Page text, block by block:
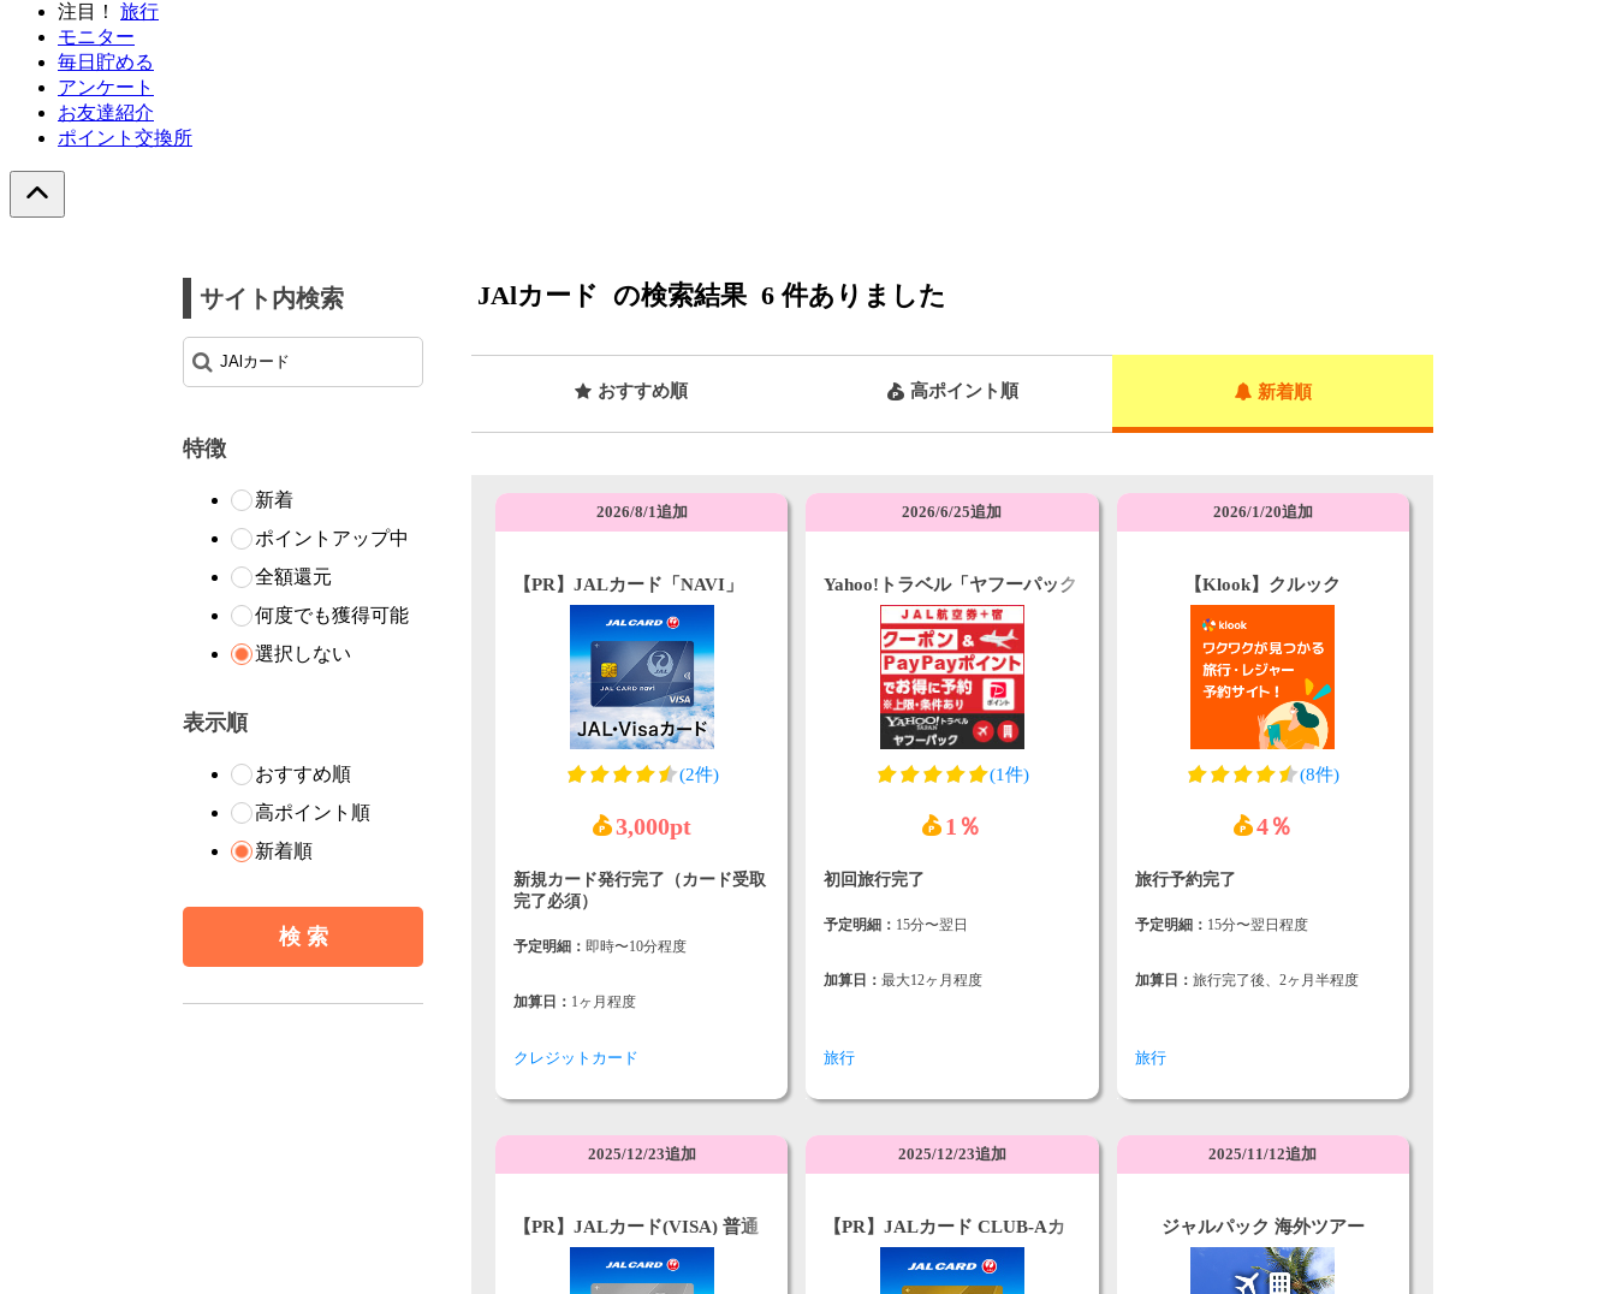
注目！
旅行
モニター
毎日貯める
アンケート
お友達紹介
ポイント交換所
サイト内検索
特徴
新着
ポイントアップ中
全額還元
何度でも獲得可能
選択しない
表示順
おすすめ順
高ポイント順
新着順
JAlカード の検索結果 6 件ありました
おすすめ順 高ポイント順 新着順
2026/8/1追加
【PR】JALカード「NAVI」
visa専用
(2件)
3,000pt
新規カード発行完了（カード受取
完了必須）
予定明細： 即時〜10分程度
加算日： 1ヶ月程度
クレジットカード
2026/6/25追加
Yahoo!トラベル「ヤフーパック
（宿泊＋航空券）JAL便利用」
(1件)
1％
初回旅行完了
予定明細： 15分〜翌日
加算日：最大12ヶ月程度
旅行
2026/1/20追加
【Klook】クルック
(8件)
4％
旅行予約完了
予定明細： 15分〜翌日程度
加算日： 旅行完了後、2ヶ月半程度
旅行
2025/12/23追加
【PR】JALカード(VISA) 普通
カード (申込時にショッピング
マイル・プレミアム入会必須)
2025/12/23追加
【PR】JALカード CLUB-Aカ
ード／CLUB-Aゴールドカード
2025/11/12追加
ジャルパック 海外ツアー